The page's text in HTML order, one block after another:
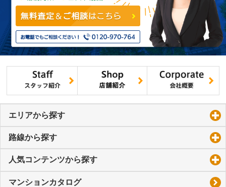
エリアから探す
路線から探す
人気コンテンツから探す
マンションカタログ